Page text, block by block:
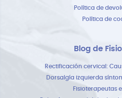
Política de
Política de
Blog de
Rectificación cervical:
Dorsalgía izquierda
Fisioterapeutas